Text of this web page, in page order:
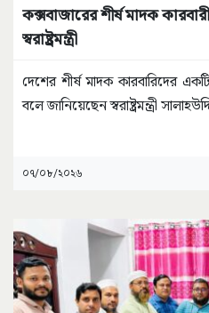
কক্সবাজারের শীর্ষ মাদক কারবারীদের তালিকা করা হবে :
স্বরাষ্ট্রমন্ত্রী
দেশের শীর্ষ মাদক কারবারিদের
বলে জানিয়েছেন স্বরাষ্ট্রমন্ত্রী
০৭/০৮/২০২৬